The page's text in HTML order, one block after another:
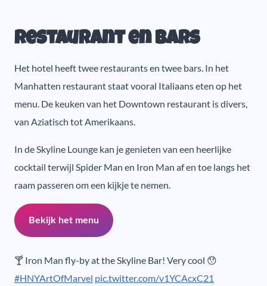
Restaurant en bars
Het hotel heeft twee restaurants en twee bars. In het
Manhatten restaurant staat vooral Italiaans eten op het
menu. De keuken van het Downtown restaurant is divers,
van Aziatisch tot Amerikaans.
In de Skyline Lounge kan je genieten van een heerlijke
cocktail terwijl Spider Man en Iron Man af en toe langs het
raam passeren om een kijkje te nemen.
Bekijk het menu
🍸 Iron Man fly-by at the Skyline Bar! Very cool 😯
#HNYArtOfMarvel pic.twitter.com/v1YCAcxC21